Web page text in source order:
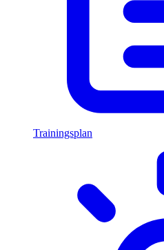
Trainingsplan